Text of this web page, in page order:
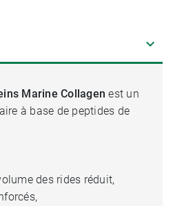
Marine Collagen est un
à base de peptides de
des rides réduit,